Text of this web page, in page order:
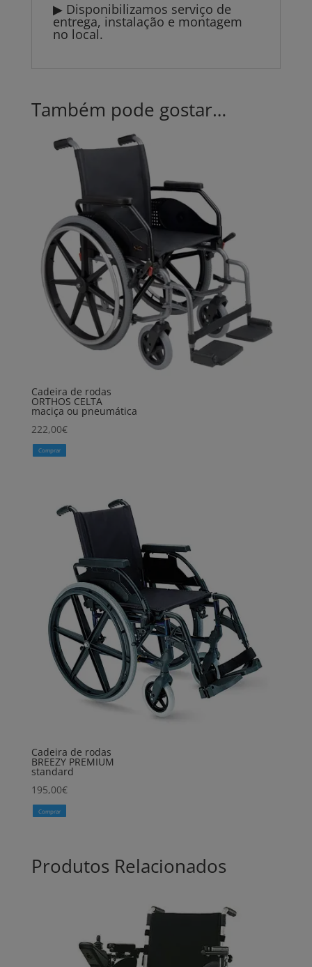
▶ Disponibilizamos serviço de
entrega, instalação e montagem
no local.
Também pode gostar…
Cadeira de rodas
ORTHOS CELTA
maciça ou pneumática
222,00€
Comprar
Cadeira de rodas
BREEZY PREMIUM
standard
195,00€
Comprar
Produtos Relacionados